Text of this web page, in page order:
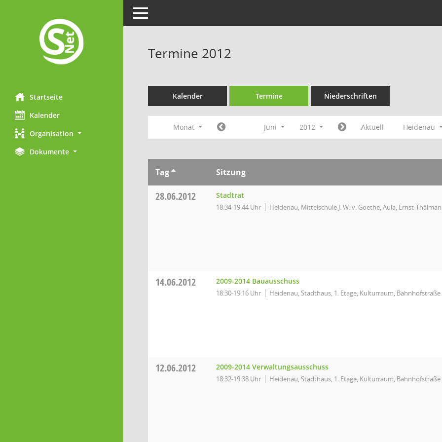
Startseite
Kalender
Organisation
Dokumente
Toggle navigation
Termine 2012
Kalender Termine Niederschriften
Monat Juni 2012 Aktuell Heidenau
Tag Sitzung
28.06.2012 Stadtrat
18:34-19:44 Uhr Heidenau, Mittelschule J. W. v. Goethe, Aula, Ernst-
14.06.2012 2009-2014 Bauausschuss
18:30-19:16 Uhr Heidenau, Stadthaus, 1. Etage, Kulturraum, Bahnhofstraße
12.06.2012 2009-2014 Verwaltungsausschuss
18:32-19:38 Uhr Heidenau, Stadthaus, 1. Etage, Kulturraum, Bahnhofstraße